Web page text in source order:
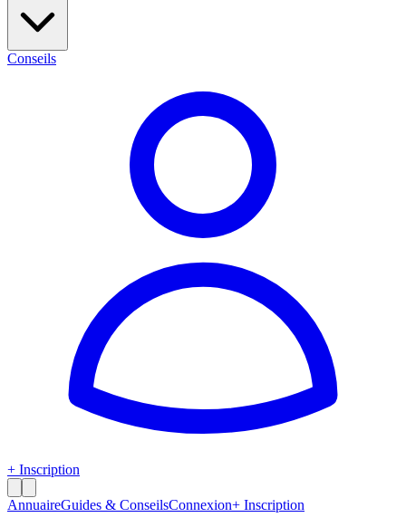
Conseils
+ Inscription
AnnuaireGuides & ConseilsConnexion+ Inscription